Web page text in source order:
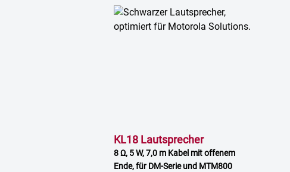
KL18 Lautsprecher
8 Ω, 5 W, 7,0 m Kabel mit offenem
Ende, für DM-Serie und MTM800